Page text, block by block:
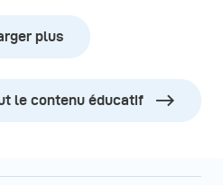
plus
le contenu éducatif